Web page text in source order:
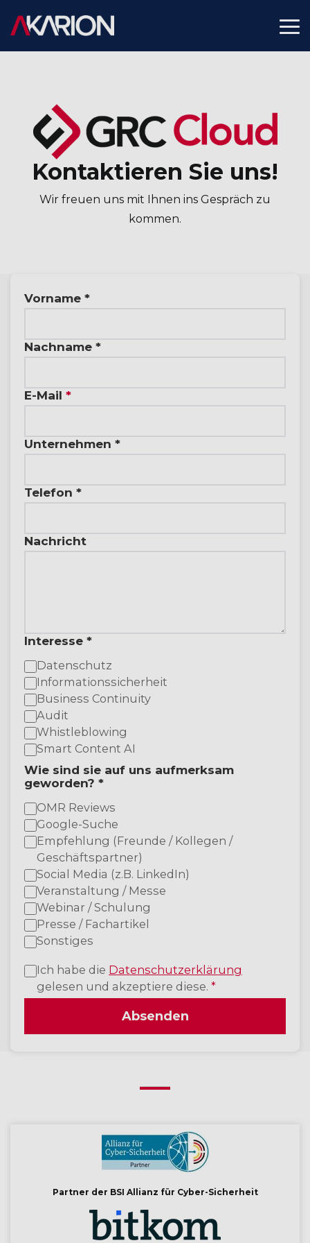
the
main
Kontaktieren Sie uns!
Wir freuen uns mit Ihnen ins Gespräch zu
kommen.
Vorname *
Nachname *
E-Mail *
Unternehmen *
Telefon *
Nachricht
Interesse *
Datenschutz
Informationssicherheit
Business Continuity
Audit
Whistleblowing
Smart Content AI
Wie sind sie auf uns aufmerksam
geworden? *
OMR Reviews
Google-Suche
Empfehlung (Freunde / Kollegen /
Geschäftspartner)
Social Media (z.B. LinkedIn)
Veranstaltung / Messe
Webinar / Schulung
Presse / Fachartikel
Sonstiges
Ich habe die Datenschutzerklärung
gelesen und akzeptiere diese. *
Absenden
Partner der BSI Allianz für Cyber-Sicherheit